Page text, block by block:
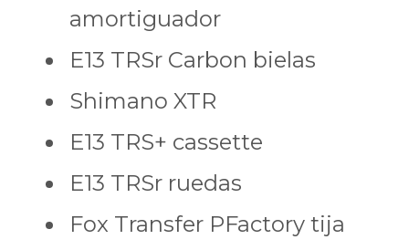
amortiguador
E13 TRSr Carbon bielas
Shimano XTR
E13 TRS+ cassette
E13 TRSr ruedas
Fox Transfer PFactory tija